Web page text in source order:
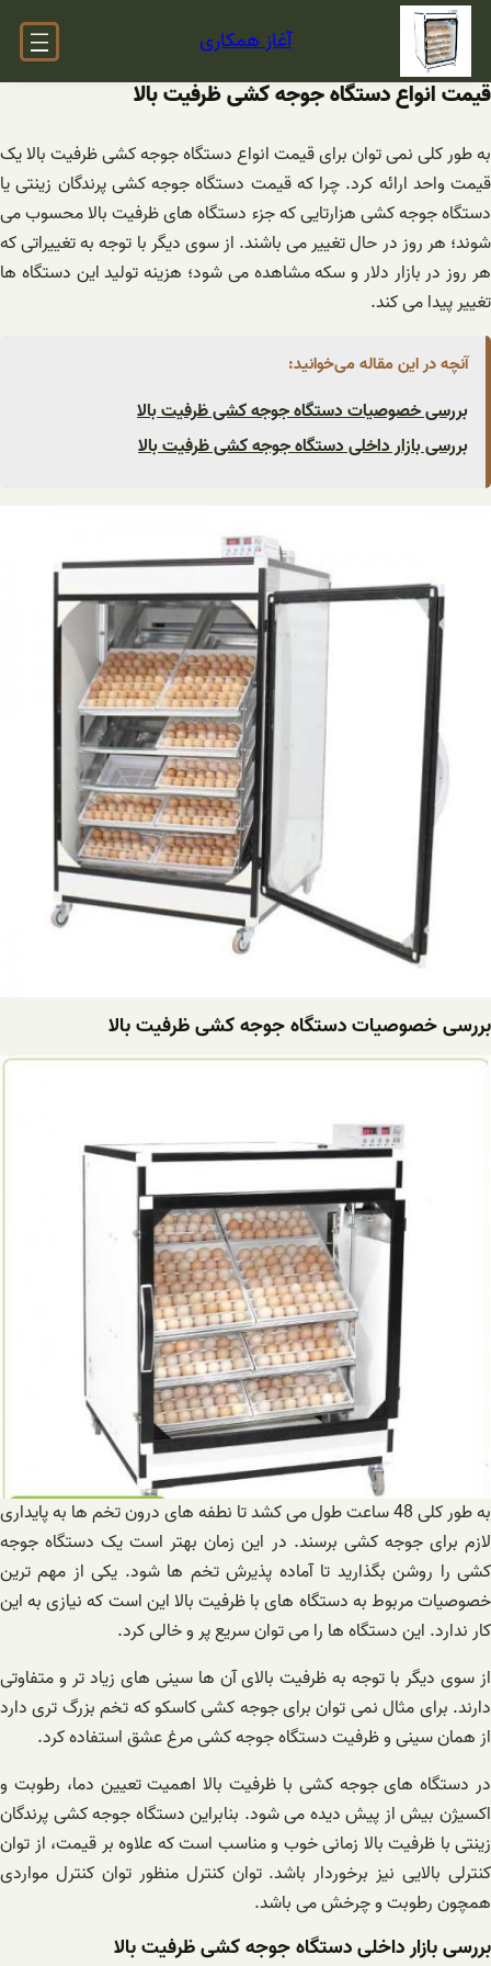
رفتن
محتوا
آغاز همکاری
قیمت انواع دستگاه جوجه کشی ظرفیت بالا
به طور کلی نمی توان برای قیمت انواع دستگاه جوجه کشی ظرفیت بالا یک
قیمت واحد ارائه کرد. چرا که قیمت دستگاه جوجه کشی پرندگان زینتی یا
دستگاه جوجه کشی هزارتایی که جزء دستگاه های ظرفیت بالا محسوب می
شوند؛ هر روز در حال تغییر می باشند. از سوی دیگر با توجه به تغییراتی که
هر روز در بازار دلار و سکه مشاهده می شود؛ هزینه تولید این دستگاه ها
تغییر پیدا می کند.
آنچه در این مقاله می‌خوانید:
بررسی خصوصیات دستگاه جوجه کشی ظرفیت بالا
بررسی بازار داخلی دستگاه جوجه کشی ظرفیت بالا
بررسی خصوصیات دستگاه جوجه کشی ظرفیت بالا
به طور کلی 48 ساعت طول می کشد تا نطفه های درون تخم ها به پایداری
لازم برای جوجه کشی برسند. در این زمان بهتر است یک دستگاه جوجه
کشی را روشن بگذارید تا آماده پذیرش تخم ها شود. یکی از مهم ترین
خصوصیات مربوط به دستگاه های با ظرفیت بالا این است که نیازی به این
کار ندارد. این دستگاه ها را می توان سریع پر و خالی کرد.
از سوی دیگر با توجه به ظرفیت بالای آن ها سینی های زیاد تر و متفاوتی
دارند. برای مثال نمی توان برای جوجه کشی کاسکو که تخم بزرگ تری دارد
از همان سینی و ظرفیت دستگاه جوجه کشی مرغ عشق استفاده کرد.
در دستگاه های جوجه کشی با ظرفیت بالا اهمیت تعیین دما، رطوبت و
اکسیژن بیش از پیش دیده می شود. بنابراین دستگاه جوجه کشی پرندگان
زینتی با ظرفیت بالا زمانی خوب و مناسب است که علاوه بر قیمت، از توان
کنترلی بالایی نیز برخوردار باشد. توان کنترل منظور توان کنترل مواردی
همچون رطوبت و چرخش می باشد.
بررسی بازار داخلی دستگاه جوجه کشی ظرفیت بالا